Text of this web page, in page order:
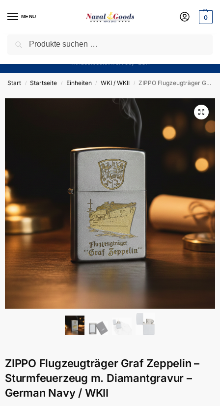
MENÜ 0
Sparen Sie jetzt bares Geld! — Mit unserem Gutschein
Mindestbestellwert 50,- EUR
Start / Startseite / Einheiten / WKI / WKII / ZIPPO Flugzeugträger Graf Zeppelin – Sturmfeuerzeug m. Diamantgravur – German Navy / WKII
ZIPPO Flugzeugträger Graf Zeppelin –
Sturmfeuerzeug m. Diamantgravur –
German Navy / WKII